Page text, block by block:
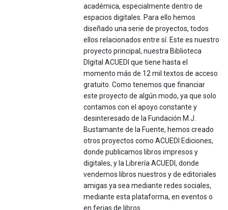
académica, especialmente dentro de
espacios digitales. Para ello hemos
diseñado una serie de proyectos, todos
ellos relacionados entre sí. Este es nuestro
proyecto principal, nuestra Biblioteca
DIgital ACUEDI que tiene hasta el
momento más de 12 mil textos de acceso
gratuito. Como tenemos que financiar
este proyecto de algún modo, ya que solo
contamos con el apoyo constante y
desinteresado de la Fundación M.J.
Bustamante de la Fuente, hemos creado
otros proyectos como ACUEDI Ediciones,
donde publicamos libros impresos y
digitales, y la Librería ACUEDI, donde
vendemos libros nuestros y de editoriales
amigas ya sea mediante redes sociales,
mediante esta plataforma, en eventos o
en ferias de libros.